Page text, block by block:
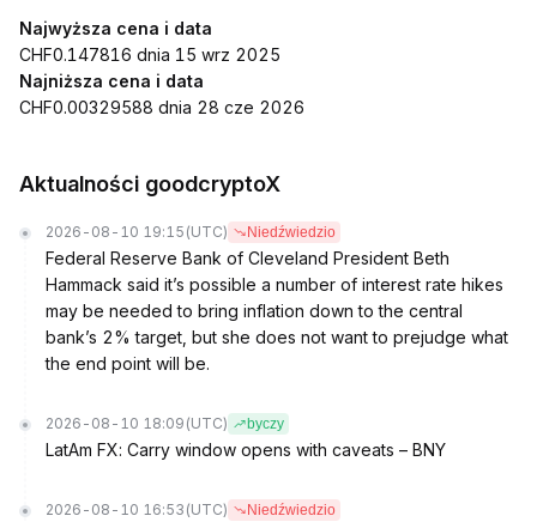
Najwyższa cena i data
CHF0.147816 dnia 15 wrz 2025
Najniższa cena i data
CHF0.00329588 dnia 28 cze 2026
Aktualności goodcryptoX
2026-08-10 19:15 (UTC) Niedźwiedzio
Federal Reserve Bank of Cleveland President Beth
Hammack said it’s possible a number of interest rate hikes
may be needed to bring inflation down to the central
bank’s 2% target, but she does not want to prejudge what
the end point will be.
2026-08-10 18:09 (UTC) byczy
LatAm FX: Carry window opens with caveats – BNY
2026-08-10 16:53 (UTC) Niedźwiedzio